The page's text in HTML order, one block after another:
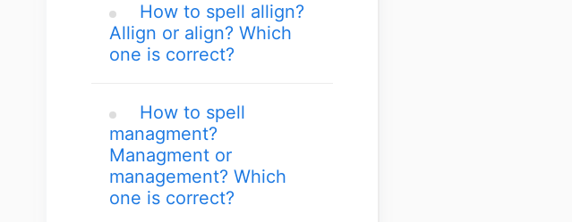
How to spell allign?
Allign or align? Which
one is correct?
How to spell
managment?
Managment or
management? Which
one is correct?